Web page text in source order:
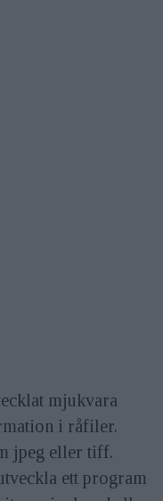
mjukvara
i råfiler.
jpeg eller tiff.
ett program